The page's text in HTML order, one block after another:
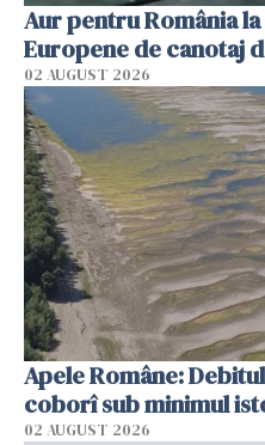
Aur pentru România
Europene de canotaj
02 AUGUST 2026
Apele Române:
coborî sub minimul
02 AUGUST 2026